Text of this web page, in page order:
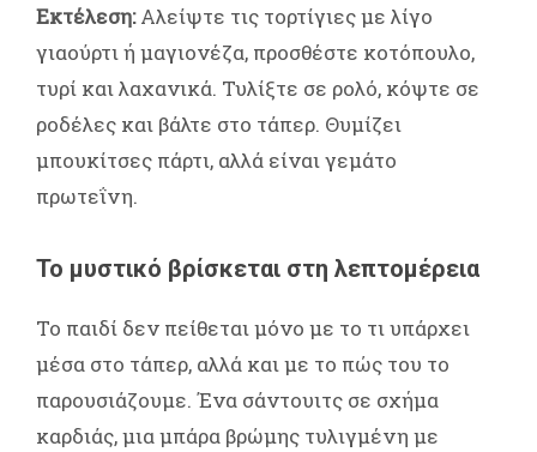
Εκτέλεση:Αλείψτε τις τορτίγιες με λίγο
γιαούρτι ή μαγιονέζα, προσθέστε κοτόπουλο,
τυρί και λαχανικά. Τυλίξτε σε ρολό, κόψτε σε
ροδέλες και βάλτε στο τάπερ. Θυμίζει
μπουκίτσες πάρτι, αλλά είναι γεμάτο
πρωτεΐνη.
Το μυστικό βρίσκεται στη λεπτομέρεια
Το παιδί δεν πείθεται μόνο με το τι υπάρχει
μέσα στο τάπερ, αλλά και με το πώς του το
παρουσιάζουμε. Ένα σάντουιτς σε σχήμα
καρδιάς, μια μπάρα βρώμης τυλιγμένη με